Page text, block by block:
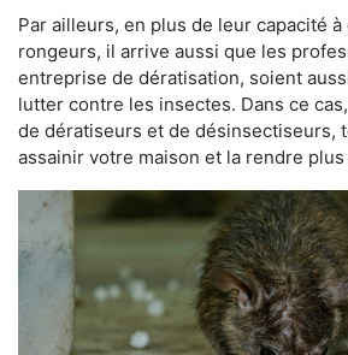
Par ailleurs, en plus de leur capacité
rongeurs, il arrive aussi que les
entreprise de dératisation, soient
lutter contre les insectes. Dans ce
de dératiseurs et de désinsectiseurs,
assainir votre maison et la rendre